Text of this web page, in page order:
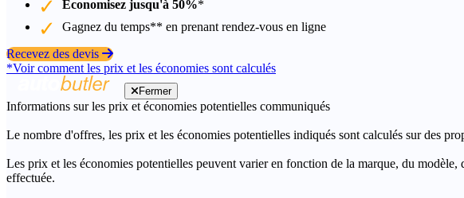
Économisez jusqu'à 50%*
Gagnez du temps** en prenant rendez-vous en ligne
Recevez des devis
*Voir comment les prix et les économies sont calculés
Fermer
Informations sur les prix et économies potentielles communiqués
Le nombre d'offres, les prix et les économies potentielles indiqués sont calculés sur des
Les prix et les économies potentielles peuvent varier en fonction de la marque, du
effectuée.